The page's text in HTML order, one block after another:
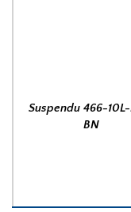
Suspendu 466-
BN